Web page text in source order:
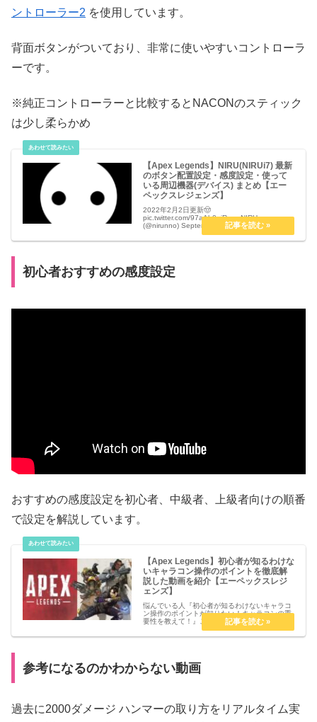
ントローラー2 を使用しています。
背面ボタンがついており、非常に使いやすいコントローラ
ーです。
※純正コントローラーと比較するとNACONのスティック
は少し柔らかめ
【Apex Legends】NIRU(NIRUi7) 最新
のボタン配置設定・感度設定・使って
いる周辺機器(デバイス) まとめ【エー
ペックスレジェンズ】
2022年2月2日更新🤠
pic.twitter.com/97aAh0aiRo— NIRU
(@nirunno) September 24, 2021【Apex
Legends】NIRU(NIRUi7) 最新のボタン配置設
定・感度設定・使っ...
初心者おすすめの感度設定
おすすめの感度設定を初心者、中級者、上級者向けの順番
で設定を解説しています。
【Apex Legends】初心者が知るわけな
いキャラコン操作のポイントを徹底解
説した動画を紹介【エーペックスレジ
ェンズ】
悩んでいる人『初心者が知るわけないキャラコ
ン操作のポイントが知りたい！キャラコンの重
要性を教えて！』こういった疑問を解決しま
す。【Apex Legends】初心者が知るわけない
キャラコン操作のポイントを徹底解説した動画
参考になるのかわからない動画
過去に2000ダメージ ハンマーの取り方をリアルタイム実